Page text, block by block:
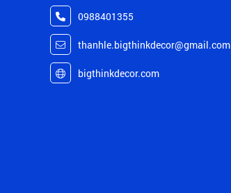
0988401355
thanhle.bigthinkdecor@gmail.com
bigthinkdecor.com